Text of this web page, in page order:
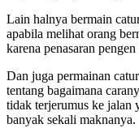
Lain halnya bermain
apabila melihat orang
karena penasaran
Dan juga permainan
tentang bagaimana
tidak terjerumus ke jalan
banyak sekali maknanya.